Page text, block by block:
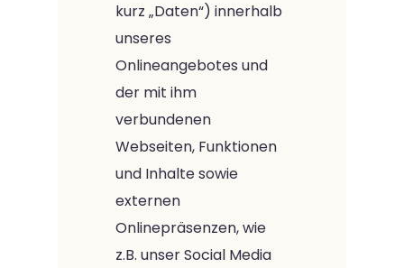
kurz „Daten“) innerhalb
unseres
Onlineangebotes und
der mit ihm
verbundenen
Webseiten, Funktionen
und Inhalte sowie
externen
Onlinepräsenzen, wie
z.B. unser Social Media